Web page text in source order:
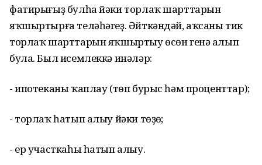
фатирығыҙ булһа йәки торлаҡ шарттарын
яҡшыртырға теләһәгеҙ. Әйткәндәй, аҡсаны тик
торлаҡ шарттарын яҡшыртыу өсөн генә алып
була. Был исемлеккә инәләр:
- ипотеканы ҡаплау (төп бурыс һәм проценттар);
- торлаҡ һатып алыу йәки төҙөү;
- ер участкаһы һатып алыу.